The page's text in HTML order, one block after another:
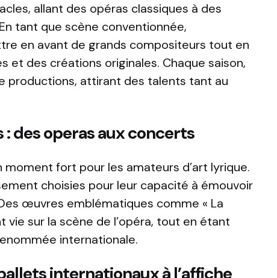
allant des opéras classiques à des
tant que scène conventionnée,
en avant de grands compositeurs tout en
des créations originales. Chaque saison,
productions, attirant des talents tant au
: des operas aux concerts
moment fort pour les amateurs d’art lyrique.
choisies pour leur capacité à émouvoir
œuvres emblématiques comme « La
vie sur la scène de l’opéra, tout en étant
internationale.